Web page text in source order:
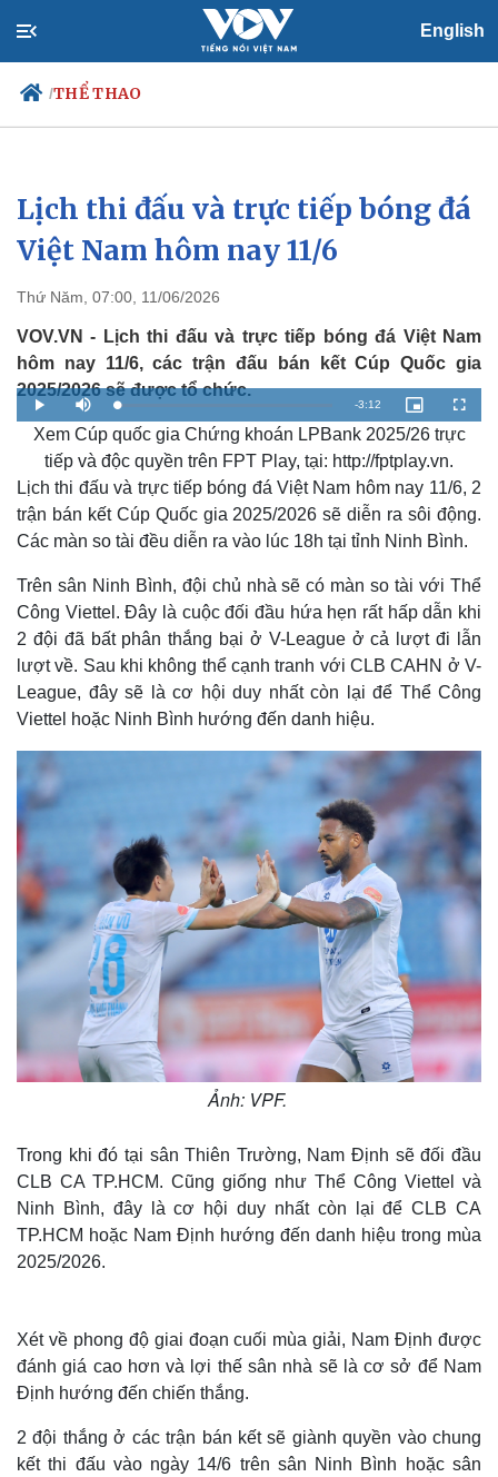
English
/THỂ THAO
Chính trị
Đảng
Tổ chức nhân sự
Nhận diện sự thật
Xã hội
Tin 24h
Dự báo thời tiết
Việc làm
Biển đảo
Lịch thi đấu và trực tiếp bóng đá
Việt Nam hôm nay 11/6
Thứ Năm, 07:00, 11/06/2026
VOV.VN - Lịch thi đấu và trực tiếp bóng đá Việt Nam
hôm nay 11/6, các trận đấu bán kết Cúp Quốc gia
2025/2026 sẽ được tổ chức.
P
l
a
y
M
u
t
e
L
o
a
d
d
2
8
0
%
R
e
m
i
n
g
T
e
-3:12
P
i
c
t
r
-
i
n
-
P
i
F
u
l
l
e
e
n
Xem Cúp quốc gia Chứng khoán LPBank 2025/26 trực
tiếp và độc quyền trên FPT Play, tại: http://fptplay.vn.
Lịch thi đấu và trực tiếp bóng đá Việt Nam hôm nay 11/6, 2
trận bán kết Cúp Quốc gia 2025/2026 sẽ diễn ra sôi động.
Các màn so tài đều diễn ra vào lúc 18h tại tỉnh Ninh Bình.
Trên sân Ninh Bình, đội chủ nhà sẽ có màn so tài với Thể
Công Viettel. Đây là cuộc đối đầu hứa hẹn rất hấp dẫn khi
2 đội đã bất phân thắng bại ở V-League ở cả lượt đi lẫn
lượt về. Sau khi không thể cạnh tranh với CLB CAHN ở V-
League, đây sẽ là cơ hội duy nhất còn lại để Thể Công
Viettel hoặc Ninh Bình hướng đến danh hiệu.
Ảnh: VPF.
Trong khi đó tại sân Thiên Trường, Nam Định sẽ đối đầu
CLB CA TP.HCM. Cũng giống như Thể Công Viettel và
Ninh Bình, đây là cơ hội duy nhất còn lại để CLB CA
TP.HCM hoặc Nam Định hướng đến danh hiệu trong mùa
2025/2026.
Xét về phong độ giai đoạn cuối mùa giải, Nam Định được
đánh giá cao hơn và lợi thế sân nhà sẽ là cơ sở để Nam
Định hướng đến chiến thắng.
2 đội thắng ở các trận bán kết sẽ giành quyền vào chung
kết thi đấu vào ngày 14/6 trên sân Ninh Bình hoặc sân